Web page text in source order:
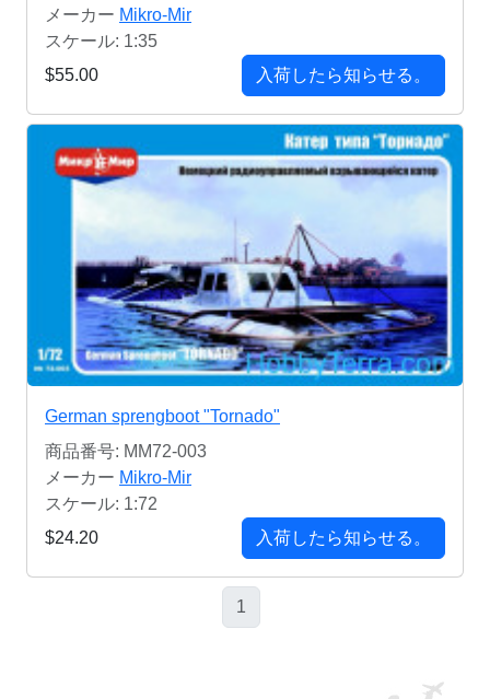
メーカー Mikro-Mir
スケール: 1:35
$55.00
入荷したら知らせる。
German sprengboot "Tornado"
商品番号: MM72-003
メーカー Mikro-Mir
スケール: 1:72
$24.20
入荷したら知らせる。
1